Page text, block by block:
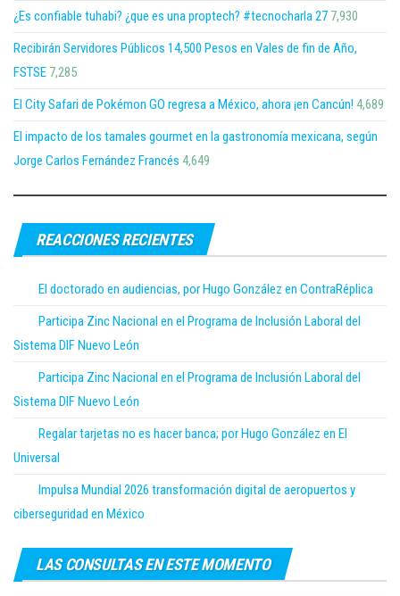
¿Es confiable tuhabi? ¿que es una proptech? #tecnocharla 27 7,930
Recibirán Servidores Públicos 14,500 Pesos en Vales de fin de Año,
FSTSE 7,285
El City Safari de Pokémon GO regresa a México, ahora ¡en Cancún! 4,689
El impacto de los tamales gourmet en la gastronomía mexicana, según
Jorge Carlos Fernández Francés 4,649
REACCIONES RECIENTES
El doctorado en audiencias, por Hugo González en ContraRéplica
Participa Zinc Nacional en el Programa de Inclusión Laboral del
Sistema DIF Nuevo León
Participa Zinc Nacional en el Programa de Inclusión Laboral del
Sistema DIF Nuevo León
Regalar tarjetas no es hacer banca; por Hugo González en El
Universal
Impulsa Mundial 2026 transformación digital de aeropuertos y
ciberseguridad en México
LAS CONSULTAS EN ESTE MOMENTO